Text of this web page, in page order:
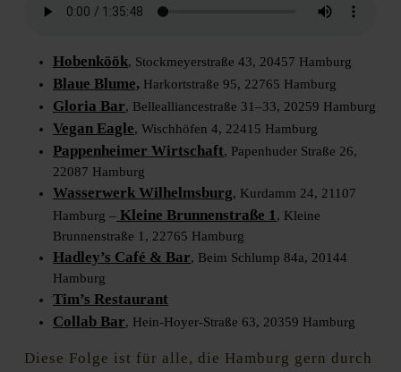
Hobenköök, Stockmeyerstraße 43, 20457 Hamburg
Blaue Blume, Harkortstraße 95, 22765 Hamburg
Gloria Bar, Bellealliancestraße 31–33, 20259 Hamburg
Vegan Eagle, Wischhöfen 4, 22415 Hamburg
Pappenheimer Wirtschaft, Papenhuder Straße 26,
22087 Hamburg
Wasserwerk Wilhelmsburg, Kurdamm 24, 21107
Hamburg – Kleine Brunnenstraße 1, Kleine
Brunnenstraße 1, 22765 Hamburg
Hadley’s Café & Bar, Beim Schlump 84a, 20144
Hamburg
Tim’s Restaurant
Collab Bar, Hein-Hoyer-Straße 63, 20359 Hamburg
Diese Folge ist für alle, die Hamburg gern durch